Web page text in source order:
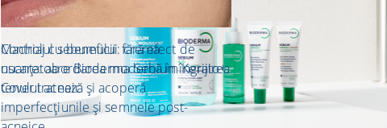
Controlul sebumului fără efect de
uscare: abordarea modernă în îngrijirea
tenului acneic
Machiaj cu beneficii: crema
nuanțatoare Bioderma Sebium Kerato+
Cover tratează și acoperă
imperfecțiunile și semnele post-